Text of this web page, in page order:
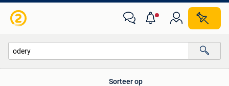
Sorteer op